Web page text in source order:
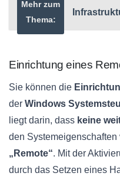
Mehr zum
Thema:
Einrichtung eines
Sie können die
der Windows
liegt darin, dass keine
den
„Remote“. Mit der
durch das Setzen eines